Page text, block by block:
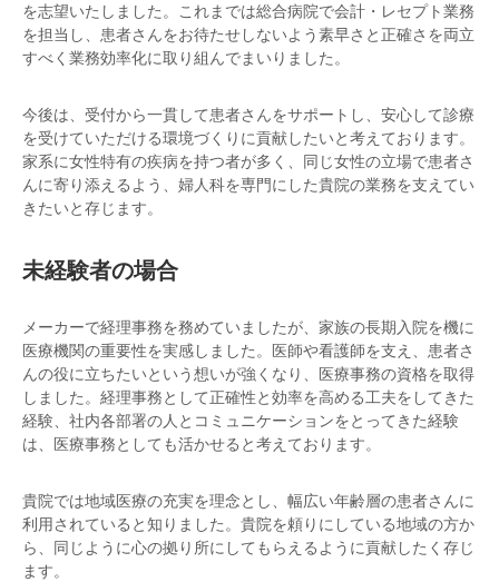
を志望いたしました。これまでは総合病院で会計・レセプト業務
を担当し、患者さんをお待たせしないよう素早さと正確さを両立
すべく業務効率化に取り組んでまいりました。
今後は、受付から一貫して患者さんをサポートし、安心して診療
を受けていただける環境づくりに貢献したいと考えております。
家系に女性特有の疾病を持つ者が多く、同じ女性の立場で患者さ
んに寄り添えるよう、婦人科を専門にした貴院の業務を支えてい
きたいと存じます。
未経験者の場合
メーカーで経理事務を務めていましたが、家族の長期入院を機に
医療機関の重要性を実感しました。医師や看護師を支え、患者さ
んの役に立ちたいという想いが強くなり、医療事務の資格を取得
しました。経理事務として正確性と効率を高める工夫をしてきた
経験、社内各部署の人とコミュニケーションをとってきた経験
は、医療事務としても活かせると考えております。
貴院では地域医療の充実を理念とし、幅広い年齢層の患者さんに
利用されていると知りました。貴院を頼りにしている地域の方か
ら、同じように心の拠り所にしてもらえるように貢献したく存じ
ます。